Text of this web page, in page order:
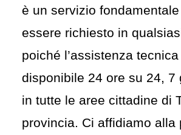
è un servizio
essere richiesto in
poiché l’assistenza tecnica
disponibile 24 ore su 24, 7
in tutte le aree cittadine di
provincia. Ci affidiamo alla